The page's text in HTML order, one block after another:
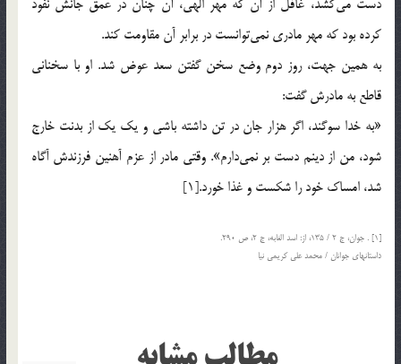
كرده بود كه مهر مادري نمي‌توانست در برابر آن مقاومت كند.
به همين جهت، روز دوم وضع سخن گفتن سعد عوض شد. او با سخناني
قاطع به مادرش گفت:
«به خدا سوگند، اگر هزار جان در تن داشته باشي و يك يك از بدنت خارج
شود، من از دينم دست بر نمي‌دارم». وقتي مادر از عزم آهنين فرزندش آگاه
شد، امساك خود را شكست و غذا خورد.[1]
[1] . جوان، ج 2 / 135، از: اسد الغابه، ج 2، ص 290.
داستانهاي جوانان / محمد علي کريمي نيا